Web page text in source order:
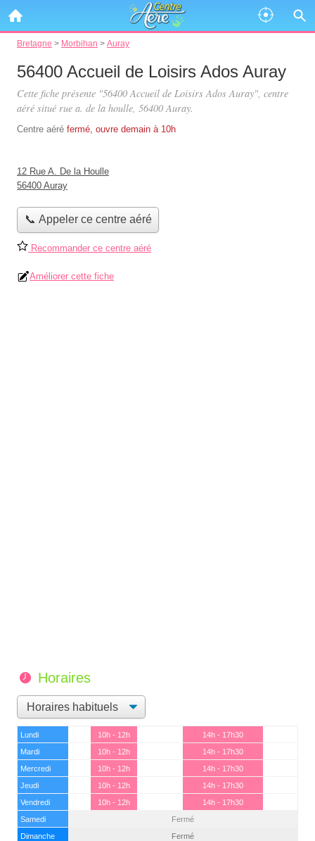
Bretagne > Morbihan > Auray
56400 Accueil de Loisirs Ados Auray
Cette fiche présente "56400 Accueil de Loisirs Ados Auray", centre
aéré situé rue a. de la houlle, 56400 Auray.
Centre aéré fermé, ouvre demain à 10h
12 Rue A. De la Houlle
56400 Auray
📞 Appeler ce centre aéré
Recommander ce centre aéré
Améliorer cette fiche
Horaires
Lundi 10h - 12h
14h - 17h30
Mardi
10h - 12h
14h - 17h30
Mercredi
10h - 12h
14h - 17h30
Jeudi
10h - 12h
14h - 17h30
Vendredi
10h - 12h
14h - 17h30
Samedi
Fermé
Dimanche
Fermé